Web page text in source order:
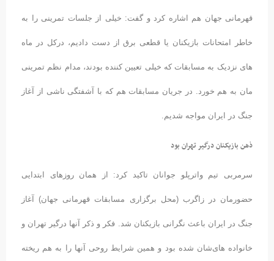
قهرمانی جهان هم اشاره کرد و گفت: خیلی از جلسات تمرینی را به
خاطر امتحانات بازیکنان یا قطعی برق از دست دادیم، درکل در ماه
های نزدیک به مسابقات که خیلی تعیین کننده بودند، مدام نظم تمرینی
مان به هم خورد. در جریان مسابقات هم که با آشفتگی ناشی از آغاز
جنگ در ایران مواجه شدیم.
ذهن بازیکنان درگیر تهران بود
سرمربی تیم واترپلو جوانان تاکید کرد: از همان روزهای ابتدایی
حضورمان در زاگرب (محل برگزاری مسابقات قهرمانی جهان) آغاز
جنگ در ایران باعث نگرانی بازیکنان شد. فکر و ذکر آنها درگیر تهران و
خانواده های‌شان شده بود و همین شرایط روحی آنها را به هم ریخته